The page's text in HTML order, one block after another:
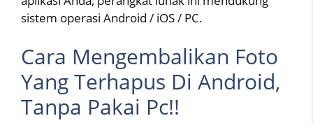
sistem operasi Android / iOS / PC.
Cara Mengembalikan Foto
Yang Terhapus Di Android,
Tanpa Pakai Pc!!